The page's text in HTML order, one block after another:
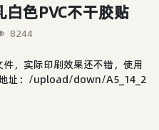
色PVC不干胶贴
8244
，实际印刷效果还不错，使用
地址：/upload/down/A5_14_2